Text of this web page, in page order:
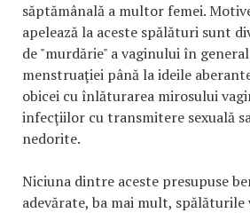
săptămânală a multor femei.
apelează la aceste spălături sunt
de "murdărie" a vaginului în
menstruaţiei până la ideile
obicei cu înlăturarea mirosului
infecţiilor cu transmitere sexuală
nedorite.
Niciuna dintre aceste presupuse
adevărate, ba mai mult,